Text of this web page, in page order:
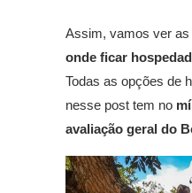
Assim, vamos ver
onde ficar
Todas as opções de
nesse post tem no
avaliação geral do